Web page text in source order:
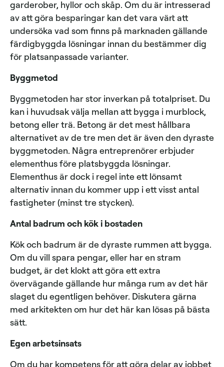
garderober, hyllor och skåp. Om du är intresserad
av att göra besparingar kan det vara värt att
undersöka vad som finns på marknaden gällande
färdigbyggda lösningar innan du bestämmer dig
för platsanpassade varianter.
Byggmetod
Byggmetoden har stor inverkan på totalpriset. Du
kan i huvudsak välja mellan att bygga i murblock,
betong eller trä. Betong är det mest hållbara
alternativet av de tre men det är även den dyraste
byggmetoden. Några entreprenörer erbjuder
elementhus före platsbyggda lösningar.
Elementhus är dock i regel inte ett lönsamt
alternativ innan du kommer upp i ett visst antal
fastigheter (minst tre stycken).
Antal badrum och kök i bostaden
Kök och badrum är de dyraste rummen att bygga.
Om du vill spara pengar, eller har en stram
budget, är det klokt att göra ett extra
övervägande gällande hur många rum av det här
slaget du egentligen behöver. Diskutera gärna
med arkitekten om hur det här kan lösas på bästa
sätt.
Egen arbetsinsats
Om du har kompetens för att göra delar av jobbet